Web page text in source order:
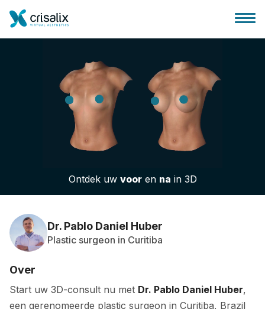
Huis chirurg
3D business platform
Patiëntrecensies
Ontdek uw vooren na in 3D
Dr. Pablo Daniel Huber
Plastic surgeon in Curitiba
Over
Start uw 3D-consult nu met Dr. Pablo Daniel Huber,
een gerenomeerde plastic surgeon in Curitiba, Brazil